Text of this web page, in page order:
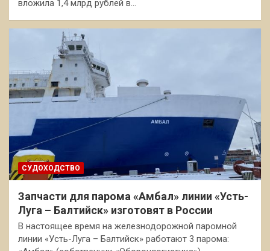
вложила 1,4 млрд рублей в…
СУДОХОДСТВО
Запчасти для парома «Амбал» линии «Усть-
Луга – Балтийск» изготовят в России
В настоящее время на железнодорожной паромной
линии «Усть-Луга – Балтийск» работают 3 парома: